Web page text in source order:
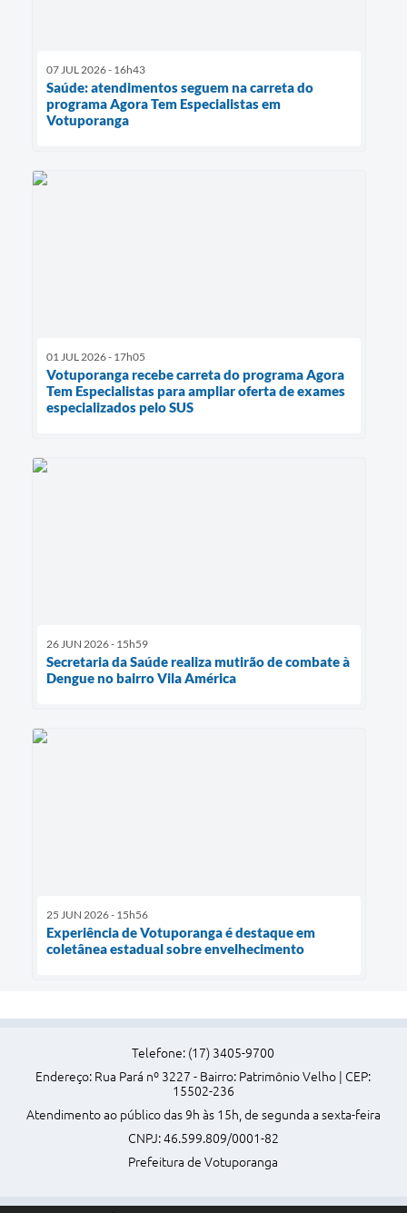
07 JUL 2026 - 16h43
Saúde: atendimentos seguem na carreta do
programa Agora Tem Especialistas em
Votuporanga
01 JUL 2026 - 17h05
Votuporanga recebe carreta do programa Agora
Tem Especialistas para ampliar oferta de exames
especializados pelo SUS
26 JUN 2026 - 15h59
Secretaria da Saúde realiza mutirão de combate à
Dengue no bairro Vila América
25 JUN 2026 - 15h56
Experiência de Votuporanga é destaque em
coletânea estadual sobre envelhecimento
Telefone: (17) 3405-9700
Endereço: Rua Pará nº 3227 - Bairro: Patrimônio Velho | CEP:
15502-236
Atendimento ao público das 9h às 15h, de segunda a sexta-feira
CNPJ: 46.599.809/0001-82
Prefeitura de Votuporanga